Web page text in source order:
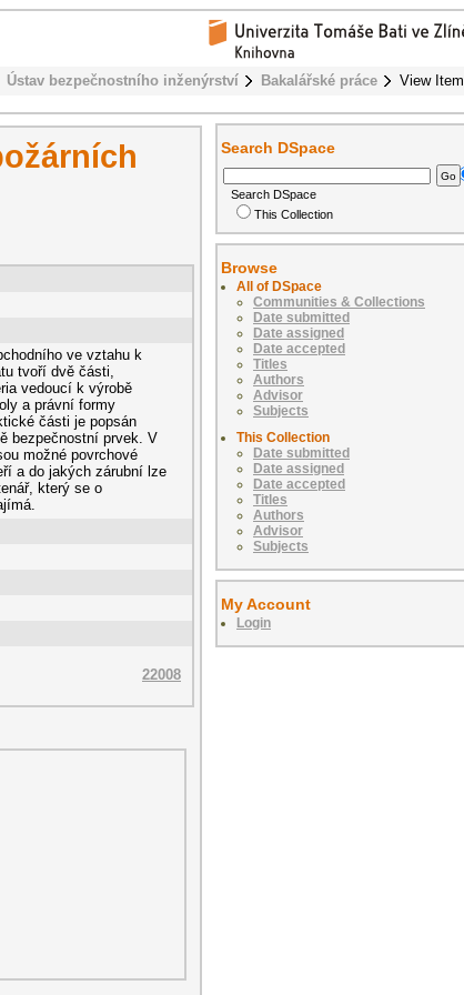
Ústav bezpečnostního inženýrství Bakalářské práce View Item
ve vztahu k
tvoří dvě části,
vedoucí k výrobě
a právní formy
části je popsán
bezpečnostní prvek. V
možné povrchové
a do jakých zárubní lze
který se o
22008
Search DSpace
Search DSpace
This Collection
Browse
All of DSpace
Communities & Collections
Date submitted
Date assigned
Date accepted
Titles
Authors
Advisor
Subjects
This Collection
Date submitted
Date assigned
Date accepted
Titles
Authors
Advisor
Subjects
My Account
Login